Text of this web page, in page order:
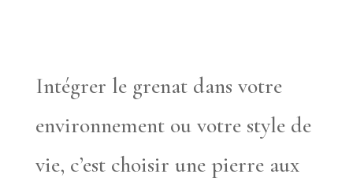
Intégrer le grenat dans votre
environnement ou votre style de
vie, c’est choisir une pierre aux